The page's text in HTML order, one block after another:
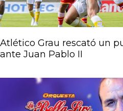
Atlético Grau rescató un
ante Juan Pablo II